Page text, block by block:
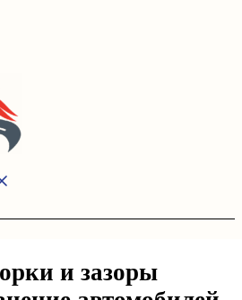
и зазоры